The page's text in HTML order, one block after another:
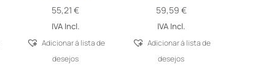
55,21€
IVA Incl.
Adicionar á lista de
desejos
59,59 €
IVA Incl.
Adicionar á lista de
desejos